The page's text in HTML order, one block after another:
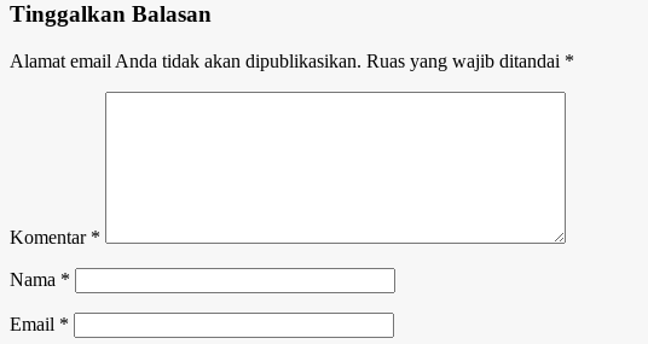
Tinggalkan Balasan
Alamat email Anda tidak akan dipublikasikan. Ruas yang wajib ditandai *
Komentar *
Nama *
Email *